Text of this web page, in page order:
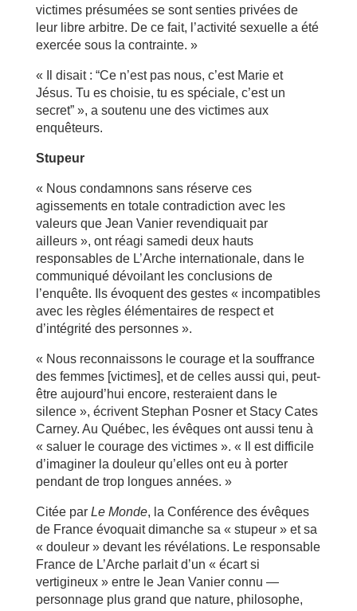
victimes présumées se sont senties privées de
leur libre arbitre. De ce fait, l’activité sexuelle a été
exercée sous la contrainte. »
« Il disait : “Ce n’est pas nous, c’est Marie et
Jésus. Tu es choisie, tu es spéciale, c’est un
secret” », a soutenu une des victimes aux
enquêteurs.
Stupeur
« Nous condamnons sans réserve ces
agissements en totale contradiction avec les
valeurs que Jean Vanier revendiquait par
ailleurs », ont réagi samedi deux hauts
responsables de L’Arche internationale, dans le
communiqué dévoilant les conclusions de
l’enquête. Ils évoquent des gestes « incompatibles
avec les règles élémentaires de respect et
d’intégrité des personnes ».
« Nous reconnaissons le courage et la souffrance
des femmes [victimes], et de celles aussi qui, peut-
être aujourd’hui encore, resteraient dans le
silence », écrivent Stephan Posner et Stacy Cates
Carney. Au Québec, les évêques ont aussi tenu à
« saluer le courage des victimes ». « Il est difficile
d’imaginer la douleur qu’elles ont eu à porter
pendant de trop longues années. »
Citée par Le Monde, la Conférence des évêques
de France évoquait dimanche sa « stupeur » et sa
« douleur » devant les révélations. Le responsable
France de L’Arche parlait d’un « écart si
vertigineux » entre le Jean Vanier connu —
personnage plus grand que nature, philosophe,